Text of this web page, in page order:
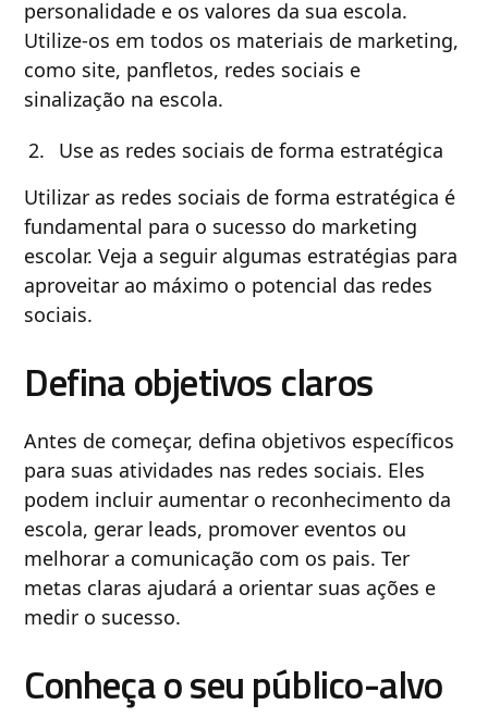
personalidade e os valores da sua escola.
Utilize-os em todos os materiais de marketing,
como site, panfletos, redes sociais e
sinalização na escola.
Use as redes sociais de forma estratégica
Utilizar as redes sociais de forma estratégica é
fundamental para o sucesso do marketing
escolar. Veja a seguir algumas estratégias para
aproveitar ao máximo o potencial das redes
sociais.
Defina objetivos claros
Antes de começar, defina objetivos específicos
para suas atividades nas redes sociais. Eles
podem incluir aumentar o reconhecimento da
escola, gerar leads, promover eventos ou
melhorar a comunicação com os pais. Ter
metas claras ajudará a orientar suas ações e
medir o sucesso.
Conheça o seu público-alvo